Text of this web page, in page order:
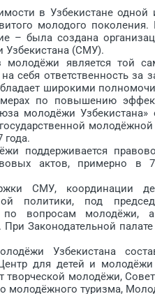
в Узбекистане одной
молодого
– была создана
(СМУ).
является той
себя ответственность
широкими
по повышению
молодёжи
года.
поддерживается
актов, примерно
СМУ, координации
политики, под
вопросам молодёжи,
При Законодательной
Узбекистана
для детей и
творческой молодёжи,
молодёжного туризма,